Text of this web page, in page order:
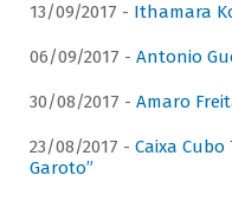
13/09/2017 - Ithamara
06/09/2017 - Antonio
30/08/2017 - Amaro
23/08/2017 - Caixa Cubo
Garoto”